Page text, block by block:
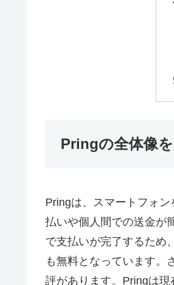
Pringの全体像
Pringは、スマートフォ
払いや個人間での送金が
で支払いが完了するため
も無料となっています。
評があります。Pringは